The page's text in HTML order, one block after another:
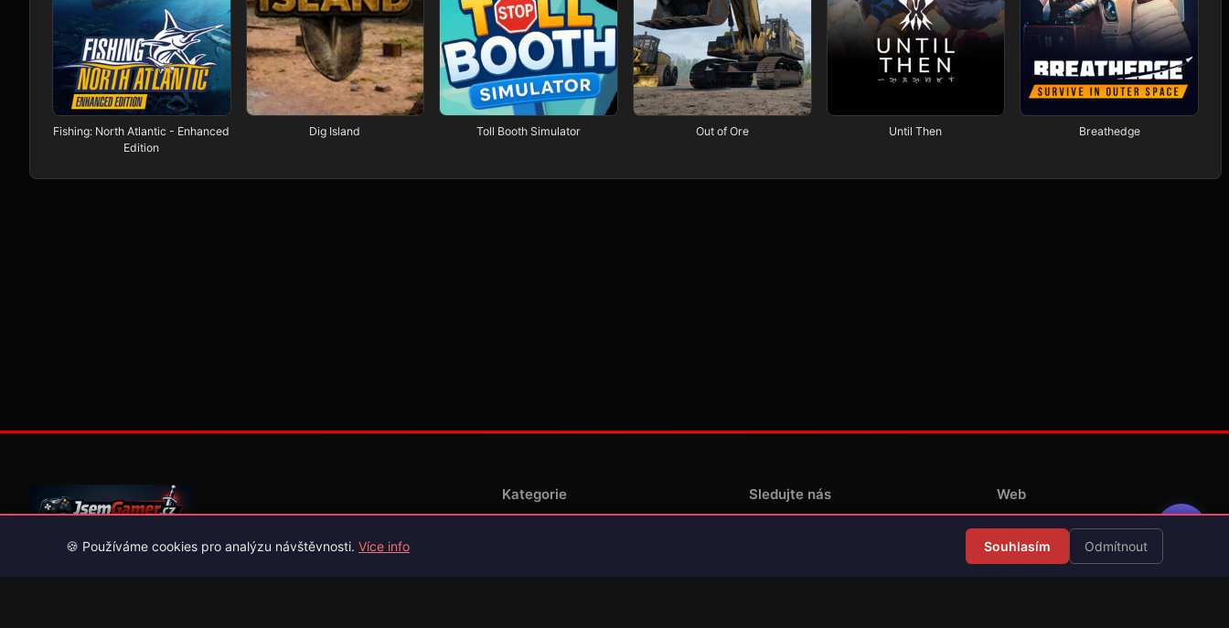
Fishing: North Atlantic - Enhanced
Edition
Dig Island Toll Booth Simulator Out of Ore Until Then Breathedge
Váš průvodce světem videoher. Novinky, recenze a česko-slovenské
Kategorie Sledujte nás Web
Redakce
Překlady her
🍪 Používáme cookies pro analýzu návštěvnosti. Více info Souhlasím Odmítnout